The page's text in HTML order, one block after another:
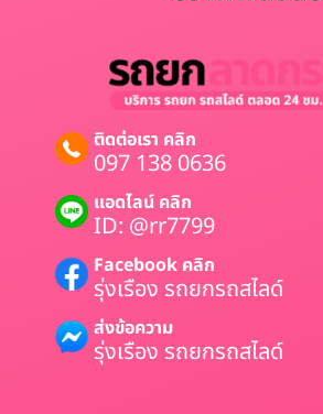
ติดต่อเรา คลิก
097 138 0636
แอดไลน์ คลิก
ID: @rr7799
Facebook คลิก
รุ่งเรือง รถยกรถสไลด์
ส่งข้อความ
รุ่งเรือง รถยกรถสไลด์